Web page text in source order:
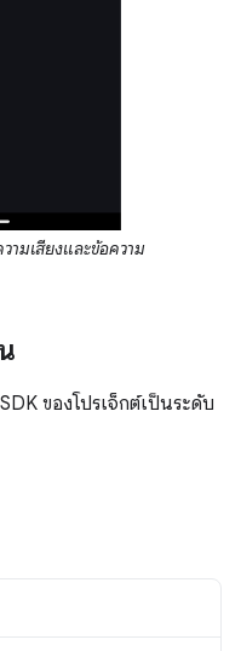
ามเสียงและข้อความ
ของโปรเจ็กต์เป็นระดับ